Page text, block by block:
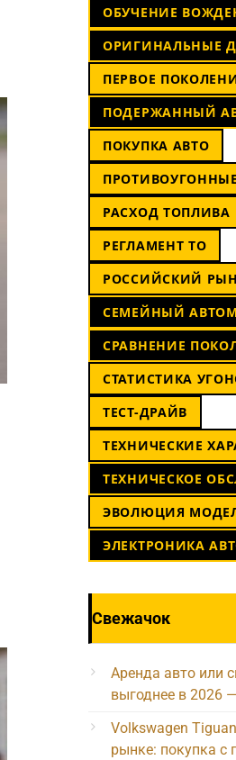
ОБУЧЕНИЕ
ОРИГИНАЛЬНЫЕ
ПЕРВОЕ
ПОДЕРЖАННЫЙ
ПОКУПКА АВТО
РАСХОД ТОПЛИВА
РЕГЛАМЕНТ ТО
РОССИЙСКИЙ
СЕМЕЙНЫЙ
СРАВНЕНИЕ
СТАТИСТИКА
ТЕСТ-ДРАЙВ
ТЕХНИЧЕСКИЕ
ТЕХНИЧЕСКОЕ
ЭВОЛЮЦИЯ
ЭЛЕКТРОНИКА
Свежачок
Аренда авто или
выгоднее в 2026
Volkswagen
рынке: покупка с